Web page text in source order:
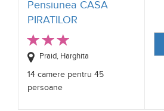
Pensiunea CASA
PIRATILOR
Praid, Harghita
14 camere pentru 45
persoane